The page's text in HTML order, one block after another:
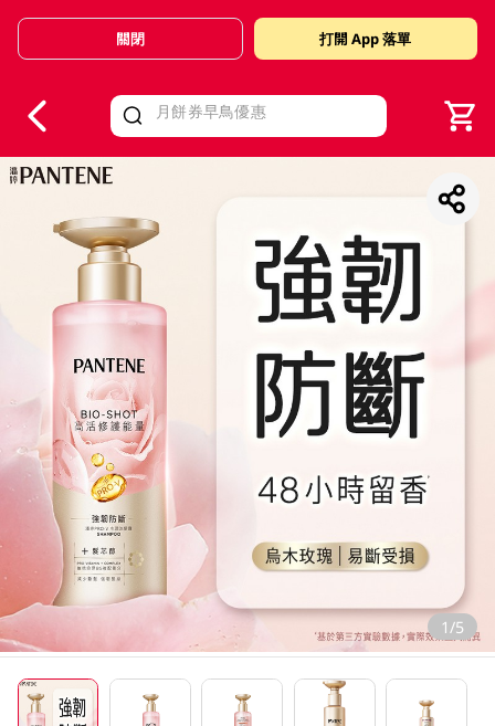
Valid Until 30 June 2026
關閉 打開 App 落單
1/5